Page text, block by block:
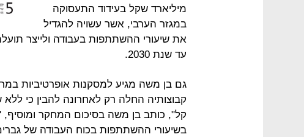
מיליארד שקל בעידוד התעסוקה
במגזר הערבי, אשר עשויה להגדיל
עד שנת 2030.
גם בן משה מגיע למסקנות אופרטיביות
קבוצותיה החלה רק לאחרונה להבין כי ללא
קל", כותב בן משה בסיכום המחקר ומוסיף,
בשיעורי ההשתתפות בכוח העבודה של